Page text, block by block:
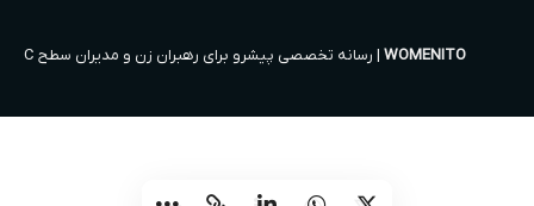
WOMENITO | رسانه تخصصی پیشرو برای رهبران زن و مدیران سطح C